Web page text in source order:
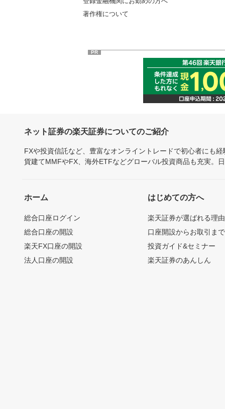
著作権について
PR
ネット証券の楽天証券についてのご紹介
FXや投資信託など、豊富なオンライントレードで初心者にも
貨建てMMFやFX、海外ETFなどグローバル投資商品も充実。
ホーム
総合口座ログイン
総合口座の開設
楽天FX口座の開設
法人口座の開設
はじめての方へ
楽天証券が選ばれる理由
口座開設からお取引ま
投資ガイド&セミナー
楽天証券のあんしん